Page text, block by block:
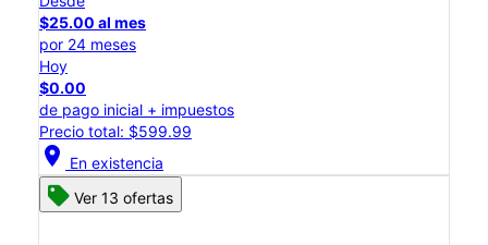
$25.00 al mes
por 24 meses
Hoy
$0.00
de pago inicial + impuestos
Precio total: $599.99
location_on En existencia
Ver 13 ofertas